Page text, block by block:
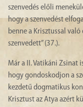
szenvedés előli
hogy a szenvedést
benne a Krisztussal
szenvedett” (37.).
Már a II. Vatikáni Zsinat
hogy gondoskodjon a
kezdetű dogmatikus
Krisztust az Atya azért